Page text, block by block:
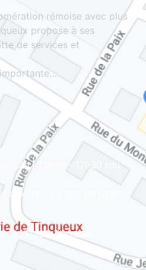
rémoise avec plus
propose à ses
de services et
- 12h | 13h30 - 17h30 (du
d'ouverture des services
51430 Tinqueux